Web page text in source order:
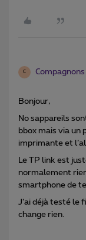
C
Bonjour,
No sappareils
bbox mais via un
imprimante et
Le TP link est
normalement rien
smartphone de
J’ai déjà testé le
change rien.